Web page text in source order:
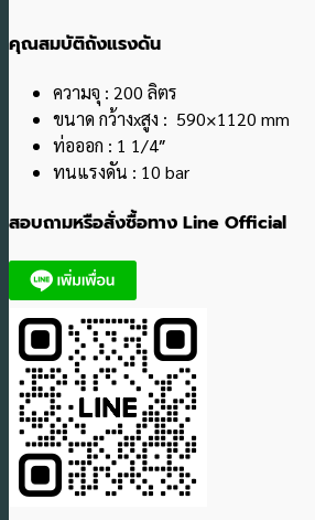
คุณสมบัติถังแรงดัน
ความจุ : 200 ลิตร
ขนาด กว้างxสูง : 590×1120 mm
ท่อออก : 1 1/4″
ทนแรงดัน : 10 bar
สอบถามหรือสั่งซื้อทาง Line Official